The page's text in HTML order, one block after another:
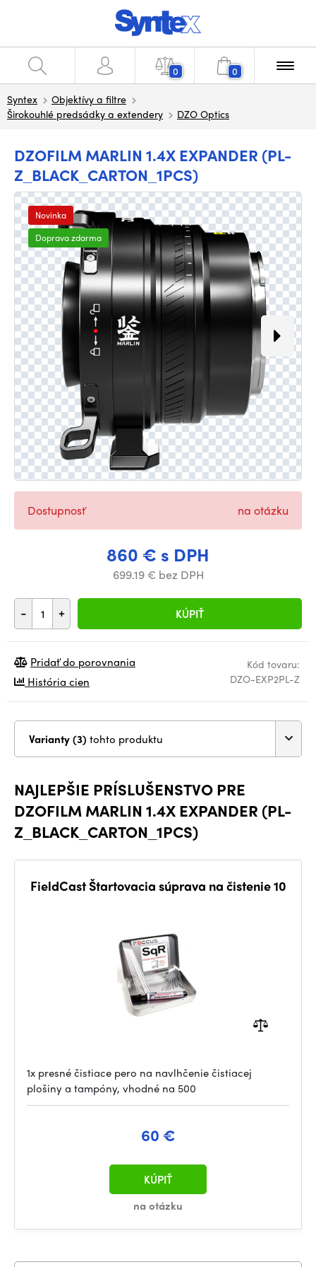
0 0
Syntex
Objektívy a filtre
Širokouhlé predsádky a extendery
DZO Optics
DZOFILM MARLIN 1.4X EXPANDER (PL-
Z_BLACK_CARTON_1PCS)
Novinka
Doprava zdarma
860 € s DPH
699.19 € bez DPH
- + KÚPIŤ
Dostupnosť na otázku
Kód tovaru:
DZO-EXP2PL-Z
Pridať do porovnania
História cien
Varianty (3) tohto produktu
NAJLEPŠIE PRÍSLUŠENSTVO PRE
DZOFILM MARLIN 1.4X EXPANDER (PL-
Z_BLACK_CARTON_1PCS)
FieldCast Štartovacia súprava na čistenie 10
1x presné čistiace pero na navlhčenie čistiacej
plošiny a tampóny, vhodné na 500
60 €
na otázku
KÚPIŤ